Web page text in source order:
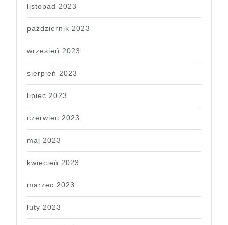
listopad 2023
październik 2023
wrzesień 2023
sierpień 2023
lipiec 2023
czerwiec 2023
maj 2023
kwiecień 2023
marzec 2023
luty 2023